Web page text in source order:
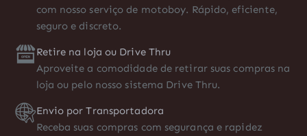
com nosso serviço de motoboy. Rápido, eficiente,
seguro e discreto.
Retire na loja ou Drive Thru
Aproveite a comodidade de retirar suas compras na
loja ou pelo nosso sistema Drive Thru.
Envio por Transportadora
Receba suas compras com segurança e rapidez